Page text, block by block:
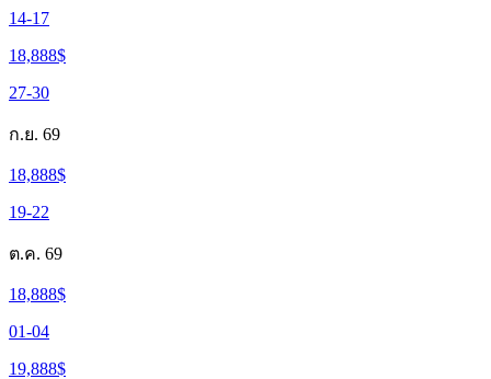
14-17
18,888$
27-30
ก.ย. 69
18,888$
19-22
ต.ค. 69
18,888$
01-04
19,888$